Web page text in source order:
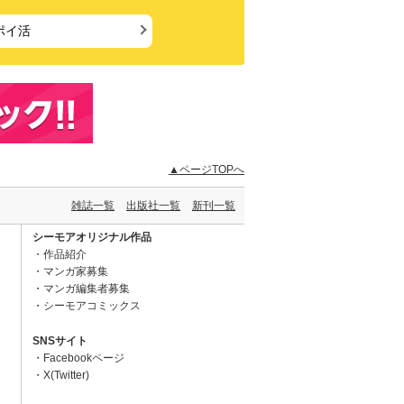
イ活
▲ページTOPへ
雑誌一覧 出版社一覧 新刊一覧
シーモアオリジナル作品
作品紹介
マンガ家募集
マンガ編集者募集
シーモアコミックス
SNSサイト
Facebookページ
X(Twitter)